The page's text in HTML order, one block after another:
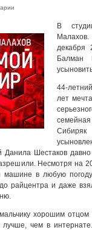
В
декабря
Балман
44-
лет
Шестаков
Несмотря на
в любую
райцентра и даже
хорошим
чем в интернате.